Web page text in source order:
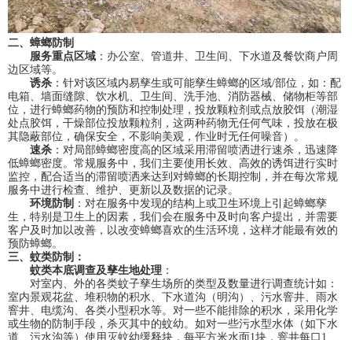
二、蟑螂防制
服务重点区域 ：办公室、管道井、卫生间、下水道及餐饮商户周
边区域等。
诱杀 ：针对该区域内易孳生或可能孳生蟑螂的区域/部位，如：配
电箱、墙面缝隙、饮水机、卫生间、洗手池、消防器械、储物柜等部
位，进行蟑螂药物的预防和控制处理，投放颗粒剂或点放胶饵（潮湿
处点胶饵，干燥部位投放颗粒剂，这两种药物无任何气味，投放在极
其隐蔽部位，确保安全，不影响美观，作业时无任何噪音）。
速杀 ：对局部蟑螂密度高的区域采用滞留喷洒进行速杀，迅速降
低蟑螂密度。常规服务中，我们主要使用长效、高效的诱饵进行实时
监控，配合适当的滞留喷洒来达到对蟑螂的长期控制，并在每次常规
服务中进行检查、维护、更新以及数据的记录。
环境防制 ：对在服务中发现的结构上或卫生环境上引起蟑螂孳
生，特别是卫生上的因素，我们会在服务中及时向客户提出，并需要
客户及时加以改善，以改变蟑螂喜欢的生活环境，这样才能最有效的
预防蟑螂。
三、蚊类防制：
蚊类本底调查及孳生地处理 ：
对室内、外的各类蚊子孳生场所的类型及数量进行调查统计如：
室内景观花盆、堆积物的积水、下水道沟（明沟）、污水窨井、雨水
窨井、电缆沟、各类小型积水等。对一些不能排除的积水，采用化学
或生物的防制手段，杀灭其中的蚊幼。如对一些污水型水体（如下水
道、污水沟等）使用灭蚊幼缓释块，每平方米水面1块，窨井每口1